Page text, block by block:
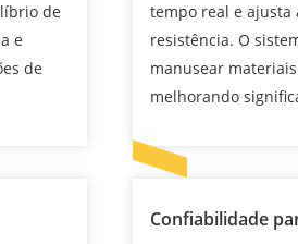
de
e
de
tempo real e ajusta
resistência. O
manusear
melhorando
Confiabilidade